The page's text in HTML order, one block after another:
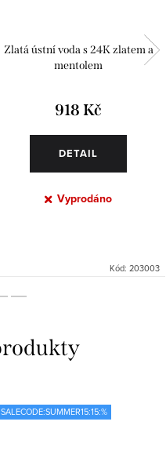
Zlatá ústní voda s 24K zlatem a
mentolem
918 Kč
DETAIL
Vyprodáno
Kód: 203003
SALECODE:SUMMER15:15:%